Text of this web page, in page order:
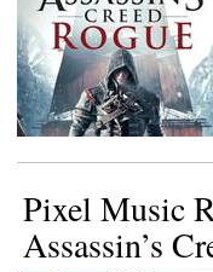
Pixel Music
Assassin’s